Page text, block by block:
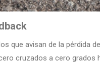
que avisan de la pérdida
cruzados a cero grados